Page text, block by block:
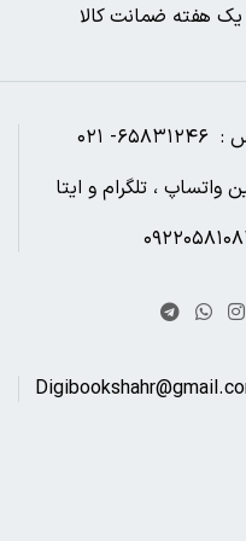
یک هفته ضمانت کالا
۰۲۱
واتساپ ، تلگرام و ایتا